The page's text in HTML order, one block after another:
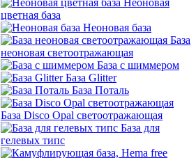
Неоновая
цветная база
Неоновая база
База
неоновая светоотражающая
База с шиммером
База Glitter
База Поталь
База Disco Opal светоотражающая
База для
гелевых типс